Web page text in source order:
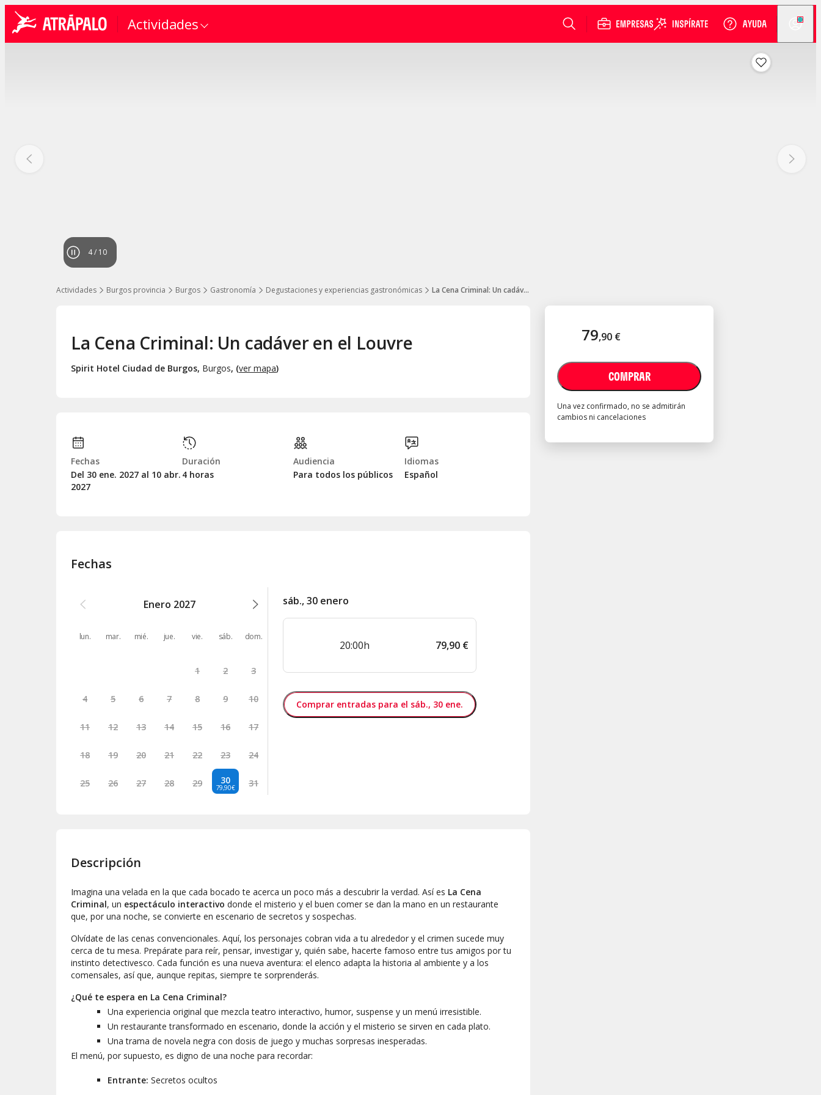
Actividades
4/ 10
Actividades Burgos provincia Burgos Gastronomía Degustaciones y experiencias gastronómicas La Cena Criminal: Un cadáver en el Louvre
79,90 €
COMPRAR
Una vez confirmado, no se admitirán
cambios ni cancelaciones
La Cena Criminal: Un cadáver en el Louvre
Spirit Hotel Ciudad de Burgos, Burgos, (ver mapa)
Fechas
Del 30 ene. 2027 al 10 abr.
2027
Duración
4 horas
Audiencia
Para todos los públicos
Idiomas
Español
Fechas
Enero 2027
lun. mar. mié. jue. vie. sáb. dom.
1 2 3
4 5 6 7 8 9 10
11 12 13 14 15 16 17
18 19 20 21 22 23 24
25 26 27 28 29 30
79,90€ 31
sáb., 30 enero
20:00h 79,90 €
Comprar entradas para el sáb., 30 ene.
Descripción
Imagina una velada en la que cada bocado te acerca un poco más a descubrir la verdad. Así es La Cena
Criminal, un espectáculo interactivo donde el misterio y el buen comer se dan la mano en un restaurante
que, por una noche, se convierte en escenario de secretos y sospechas.
Olvídate de las cenas convencionales. Aquí, los personajes cobran vida a tu alrededor y el crimen sucede muy
cerca de tu mesa. Prepárate para reír, pensar, investigar y, quién sabe, hacerte famoso entre tus amigos por tu
instinto detectivesco. Cada función es una nueva aventura: el elenco adapta la historia al ambiente y a los
comensales, así que, aunque repitas, siempre te sorprenderás.
¿Qué te espera en La Cena Criminal?
Una experiencia original que mezcla teatro interactivo, humor, suspense y un menú irresistible.
Un restaurante transformado en escenario, donde la acción y el misterio se sirven en cada plato.
Una trama de novela negra con dosis de juego y muchas sorpresas inesperadas.
El menú, por supuesto, es digno de una noche para recordar:
Entrante: Secretos ocultos